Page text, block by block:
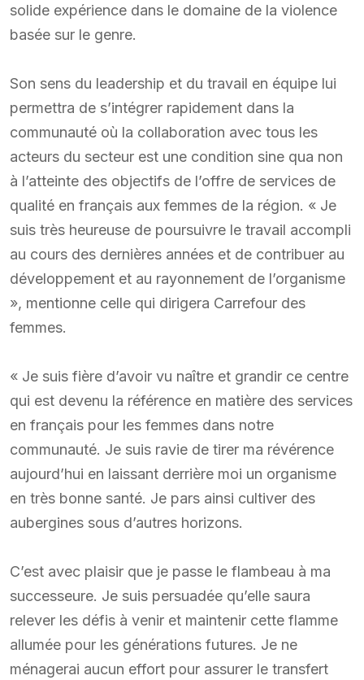
solide expérience dans le domaine de la violence
basée sur le genre.
Son sens du leadership et du travail en équipe lui
permettra de s’intégrer rapidement dans la
communauté où la collaboration avec tous les
acteurs du secteur est une condition sine qua non
à l’atteinte des objectifs de l’offre de services de
qualité en français aux femmes de la région. « Je
suis très heureuse de poursuivre le travail accompli
au cours des dernières années et de contribuer au
développement et au rayonnement de l’organisme
», mentionne celle qui dirigera Carrefour des
femmes.
« Je suis fière d’avoir vu naître et grandir ce centre
qui est devenu la référence en matière des services
en français pour les femmes dans notre
communauté. Je suis ravie de tirer ma révérence
aujourd’hui en laissant derrière moi un organisme
en très bonne santé. Je pars ainsi cultiver des
aubergines sous d’autres horizons.
C’est avec plaisir que je passe le flambeau à ma
successeure. Je suis persuadée qu’elle saura
relever les défis à venir et maintenir cette flamme
allumée pour les générations futures. Je ne
ménagerai aucun effort pour assurer le transfert